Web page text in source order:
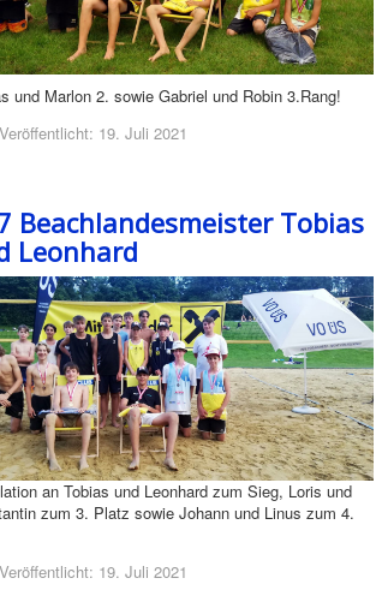
und Marlon 2. sowie Gabriel und Robin 3.Rang!
Veröffentlicht: 19. Juli 2021
Beachlandesmeister Tobias
Leonhard
an Tobias und Leonhard zum Sieg, Loris und
zum 3. Platz sowie Johann und Linus zum 4.
Veröffentlicht: 19. Juli 2021